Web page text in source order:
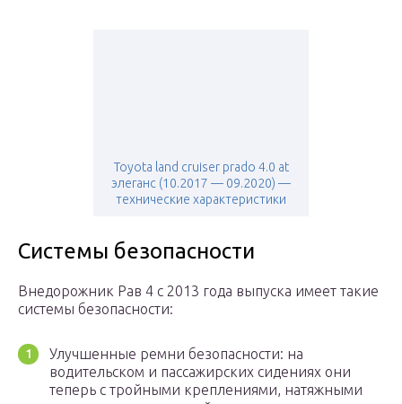
Toyota land cruiser prado 4.0 at
элеганс (10.2017 — 09.2020) —
технические характеристики
Системы безопасности
Внедорожник Рав 4 с 2013 года выпуска имеет такие
системы безопасности:
Улучшенные ремни безопасности: на
водительском и пассажирских сидениях они
теперь с тройными креплениями, натяжными